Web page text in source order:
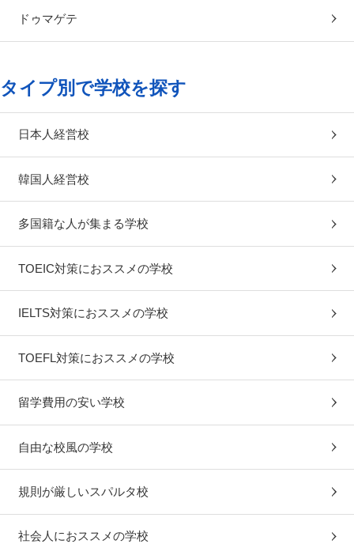
ドゥマゲテ
タイプ別で学校を探す
日本人経営校
韓国人経営校
多国籍な人が集まる学校
TOEIC対策におススメの学校
IELTS対策におススメの学校
TOEFL対策におススメの学校
留学費用の安い学校
自由な校風の学校
規則が厳しいスパルタ校
社会人におススメの学校